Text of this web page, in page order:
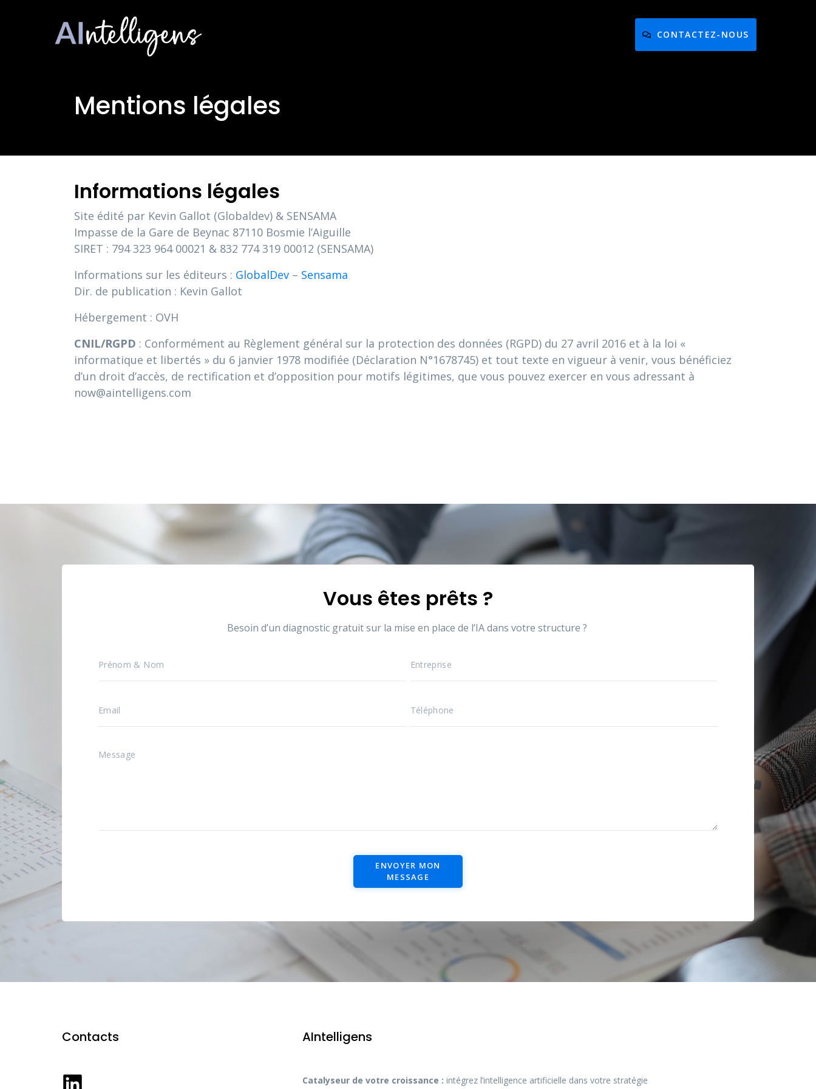
CONTACTEZ-NOUS
Mentions légales
Informations légales
Site édité par Kevin Gallot (Globaldev) & SENSAMA
Impasse de la Gare de Beynac 87110 Bosmie l’Aiguille
SIRET : 794 323 964 00021 & 832 774 319 00012 (SENSAMA)
Informations sur les éditeurs : GlobalDev – Sensama
Dir. de publication : Kevin Gallot
Hébergement : OVH
CNIL/RGPD : Conformément au Règlement général sur la protection des données (RGPD) du 27 avril 2016 et à la loi «
informatique et libertés » du 6 janvier 1978 modifiée (Déclaration N°1678745) et tout texte en vigueur à venir, vous bénéficiez
d’un droit d’accès, de rectification et d’opposition pour motifs légitimes, que vous pouvez exercer en vous adressant à
now@aintelligens.com
Vous êtes prêts ?
Besoin d’un diagnostic gratuit sur la mise en place de l’IA dans votre structure ?
ENVOYER MON
MESSAGE
Contacts AIntelligens
Catalyseur de votre croissance : intégrez l’intelligence artificielle dans votre stratégie